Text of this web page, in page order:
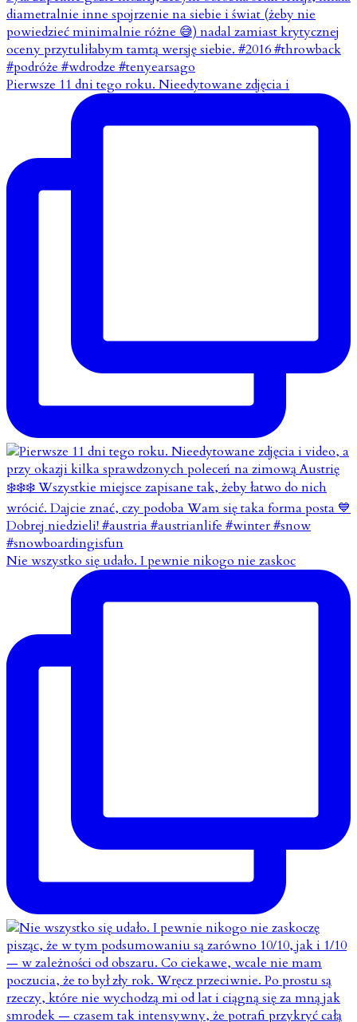
Pierwsze 11 dni tego roku. Nieedytowane zdjęcia i
Nie wszystko się udało. I pewnie nikogo nie zaskoc